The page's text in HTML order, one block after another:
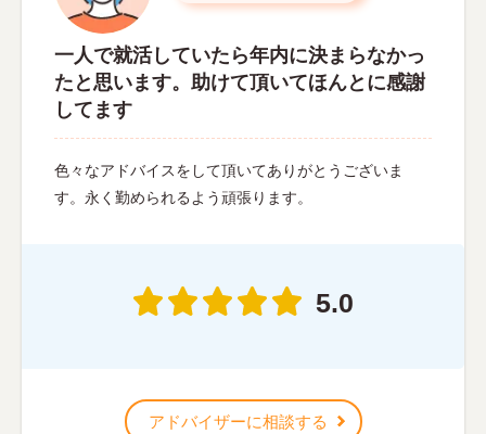
一人で就活していたら年内に決まらなかっ
たと思います。助けて頂いてほんとに感謝
してます
色々なアドバイスをして頂いてありがとうございま
す。永く勤められるよう頑張ります。
5.0
アドバイザーに相談する